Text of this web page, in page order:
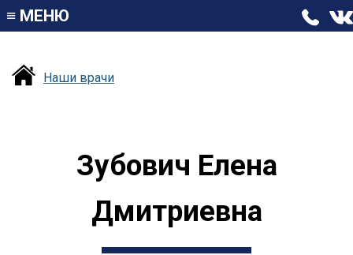
≡ МЕНЮ
Наши врачи
Зубович Елена
Дмитриевна